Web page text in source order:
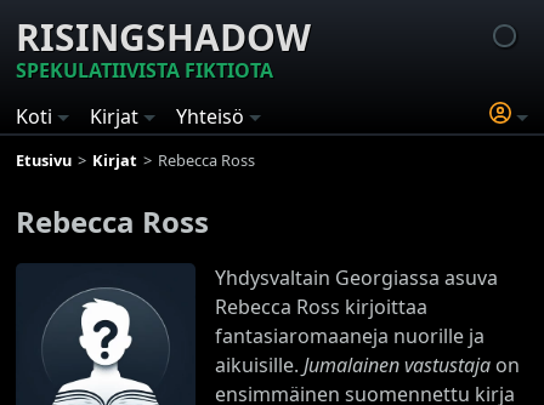
RISINGSHADOW
SPEKULATIIVISTA FIKTIOTA
Koti
Kirjat Yhteisö
Etusivu Kirjat Rebecca Ross
Rebecca Ross
Yhdysvaltain Georgiassa asuva
Rebecca Ross kirjoittaa
fantasiaromaaneja nuorille ja
aikuisille. Jumalainen vastustajaon
ensimmäinen suomennettu kirja